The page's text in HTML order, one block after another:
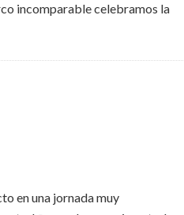
incomparable celebramos la
en una jornada muy